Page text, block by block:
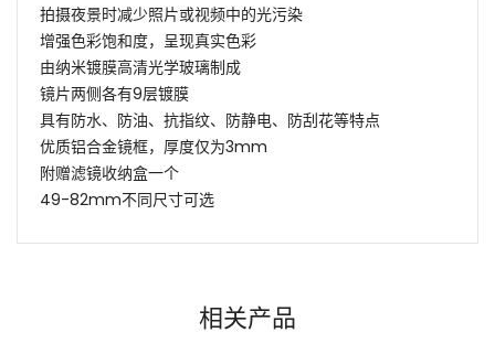
拍摄夜景时减少照片或视频中的光污染
增强色彩饱和度，呈现真实色彩
由纳米镀膜高清光学玻璃制成
镜片两侧各有9层镀膜
具有防水、防油、抗指纹、防静电、防刮花等特点
优质铝合金镜框，厚度仅为3mm
附赠滤镜收纳盒一个
49-82mm不同尺寸可选
相关产品